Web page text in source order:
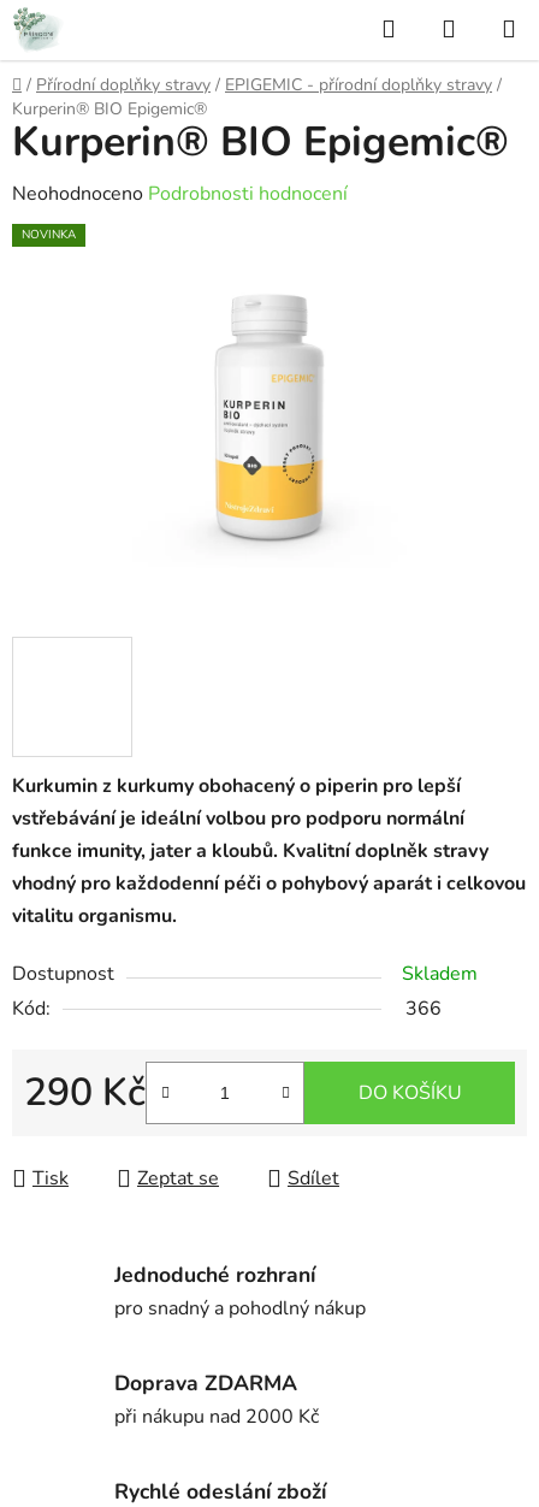
Přejít
na
obsah
Hledat
KOŠÍK
Domů
/ Přírodní doplňky stravy / EPIGEMIC - přírodní doplňky stravy /
Kurperin® BIO Epigemic®
Kurkumin z kurkumy obohacený o piperin pro lepší
vstřebávání je ideální volbou pro podporu normální
funkce imunity, jater a kloubů. Kvalitní doplněk stravy
vhodný pro každodenní péči o pohybový aparát i celkovou
vitalitu organismu.
Dostupnost
Skladem
Kód:
366
290 Kč DO KOŠÍKU
Tisk Zeptat se Sdílet
Kurperin® BIO Epigemic®
Průměrné
hodnocení
Neohodnoceno Podrobnosti hodnocení
NOVINKA
Jednoduché rozhraní
pro snadný a pohodlný nákup
Doprava ZDARMA
při nákupu nad 2000 Kč
Rychlé odeslání zboží